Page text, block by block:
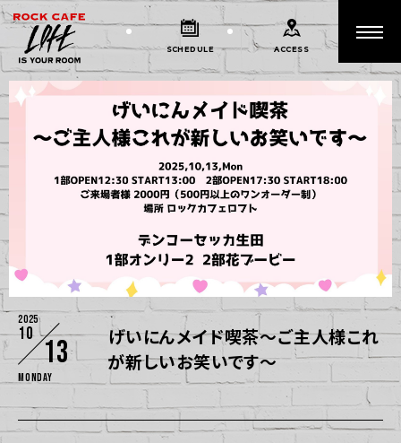
SCHEDULE ACCESS
2025
10
13
Monday
げいにんメイド喫茶～ご主人様これ
が新しいお笑いです～